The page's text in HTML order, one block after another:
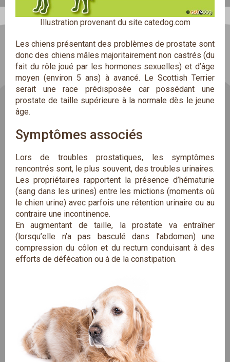
Illustration provenant du site catedog.com
Les chiens présentant des problèmes de prostate sont
donc des chiens mâles majoritairement non castrés (du
fait du rôle joué par les hormones sexuelles) et d’âge
moyen (environ 5 ans) à avancé. Le Scottish Terrier
serait une race prédisposée car possédant une
prostate de taille supérieure à la normale dès le jeune
âge.
Symptômes associés
Lors de troubles prostatiques, les symptômes
rencontrés sont, le plus souvent, des troubles urinaires.
Les propriétaires rapportent la présence d’hématurie
(sang dans les urines) entre les mictions (moments où
le chien urine) avec parfois une rétention urinaire ou au
contraire une incontinence.
En augmentant de taille, la prostate va entraîner
(lorsqu’elle n’a pas basculé dans l’abdomen) une
compression du côlon et du rectum conduisant à des
efforts de défécation ou à de la constipation.